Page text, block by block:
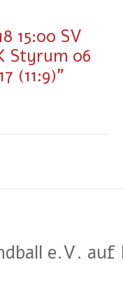
15:00 SV
Styrum 06
(11:9)"
e.V.